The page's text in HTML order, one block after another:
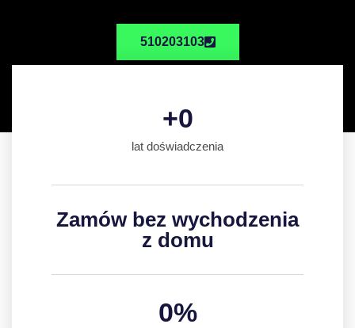
510203103
lat doświadczenia
+0
Zamów bez wychodzenia
z domu
0%